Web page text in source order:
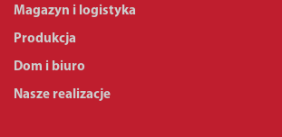
Magazyn i logistyka
Produkcja
Dom i biuro
Nasze realizacje